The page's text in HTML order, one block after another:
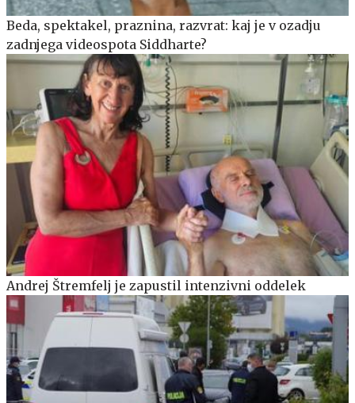
Beda, spektakel, praznina, razvrat: kaj je v ozadju
zadnjega videospota Siddharte?
Andrej Štremfelj je zapustil intenzivni oddelek